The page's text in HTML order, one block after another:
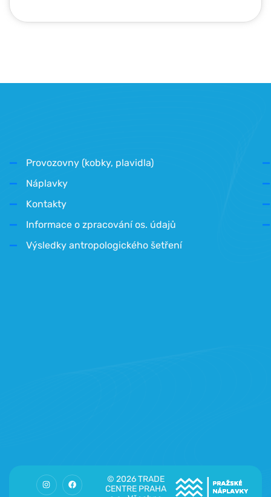
Provozovny (kobky, plavidla)
Náplavky
Kontakty
Informace o zpracování os. údajů
Výsledky antropologického šetření
© 2026 TRADE
CENTRE PRAHA